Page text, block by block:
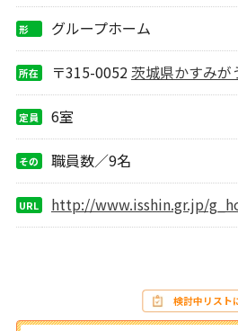
形
グループホーム
所在
〒315-0052茨城県かすみが
定員 6室
その
職員数／9名
URL http://www.isshin.gr.jp/
検討中リスト